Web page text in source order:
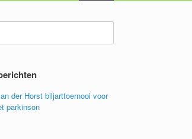
der Horst biljarttoernooi voor
parkinson